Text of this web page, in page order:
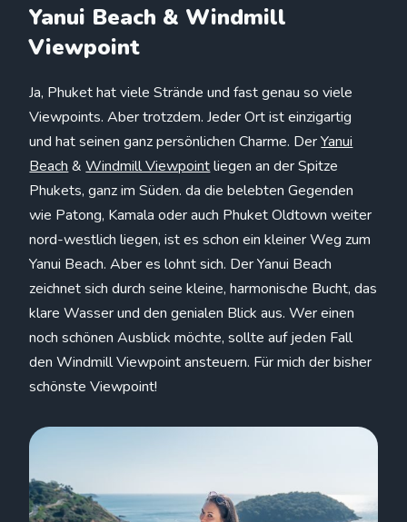
Yanui Beach & Windmill
Viewpoint
Ja, Phuket hat viele Strände und fast genau so viele
Viewpoints. Aber trotzdem. Jeder Ort ist einzigartig
und hat seinen ganz persönlichen Charme. DerYanui
Beach &Windmill Viewpointliegen an der Spitze
Phukets, ganz im Süden. da die belebten Gegenden
wie Patong, Kamala oder auch Phuket Oldtown weiter
nord-westlich liegen, ist es schon ein kleiner Weg zum
Yanui Beach. Aber es lohnt sich. Der Yanui Beach
zeichnet sich durch seine kleine, harmonische Bucht, das
klare Wasser und den genialen Blick aus. Wer einen
noch schönen Ausblick möchte, sollte auf jeden Fall
den Windmill Viewpoint ansteuern. Für mich der bisher
schönste Viewpoint!